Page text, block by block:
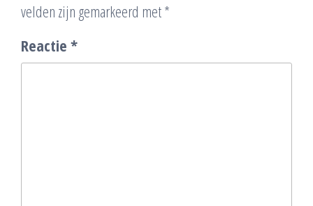
velden zijn gemarkeerd met*
Reactie *